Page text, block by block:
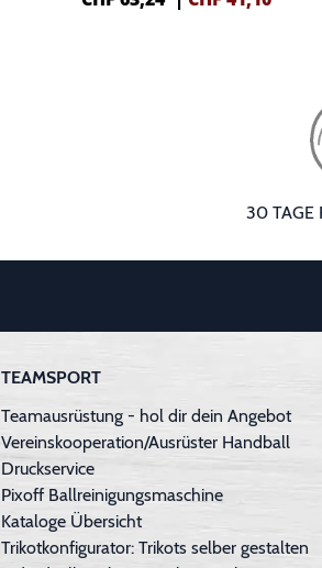
30 TAGE
TEAMSPORT
Teamausrüstung - hol dir dein Angebot
Vereinskooperation/Ausrüster Handball
Druckservice
Pixoff Ballreinigungsmaschine
Kataloge Übersicht
Trikotkonfigurator: Trikots selber gestalten